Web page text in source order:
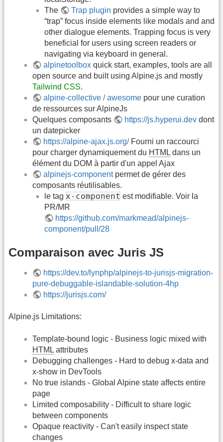
The
Trap plugin provides a simple way to
“trap” focus inside elements like modals and and
other dialogue elements. Trapping focus is very
beneficial for users using screen readers or
navigating via keyboard in general.
alpinetoolbox quick start, examples, tools are all
open source and built using Alpine.js and mostly
Tailwind CSS.
alpine-collective / awesome pour une curation
de ressources sur AlpineJs
Quelques composants
https://js.hyperui.dev dont
un datepicker
https://alpine-ajax.js.org/Fourni un raccourci
pour charger dynamiquement du HTML dans un
élément du DOM à partir d'un appel Ajax
alpinejs-componentpermet de gérer des
composants réutilisables.
le tag x-component est modifiable. Voir la
PR/MR
https://github.com/markmead/alpinejs-
component/pull/28
Comparaison avec Juris JS
https://dev.to/lynphp/alpinejs-to-jurisjs-migration-
pure-debuggable-islandable-solution-4hp
https://jurisjs.com/
Alpine.js Limitations:
Template-bound logic - Business logic mixed with
HTML attributes
Debugging challenges - Hard to debug x-data and
x-show in DevTools
No true islands - Global Alpine state affects entire
page
Limited composability - Difficult to share logic
between components
Opaque reactivity - Can't easily inspect state
changes